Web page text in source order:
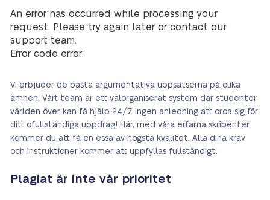
An error has occurred while processing your
request. Please try again later or contact our
support team.
Error code error:
Vi erbjuder de bästa argumentativa uppsatserna på olika
ämnen. Vårt team är ett välorganiserat system där studenter
världen över kan få hjälp 24/7. Ingen anledning att oroa sig för
ditt ofullständiga uppdrag! Här, med våra erfarna skribenter,
kommer du att få en essä av högsta kvalitet. Alla dina krav
och instruktioner kommer att uppfyllas fullständigt.
Plagiat är inte vår prioritet